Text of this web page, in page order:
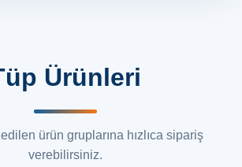
Ürünleri
ürün gruplarına hızlıca sipariş
verebilirsiniz.